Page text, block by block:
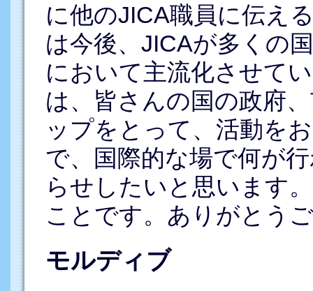
に他のJICA職員に伝え
は今後、JICAが多くの
において主流化させて
は、皆さんの国の政府
ップをとって、活動を
で、国際的な場で何が
らせしたいと思います
ことです。ありがとう
モルディブ